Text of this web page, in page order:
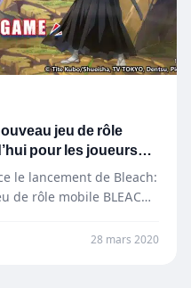
jeu de rôle
pour les joueurs
le lancement de Bleach:
de rôle mobile BLEACH
28 mars 2020